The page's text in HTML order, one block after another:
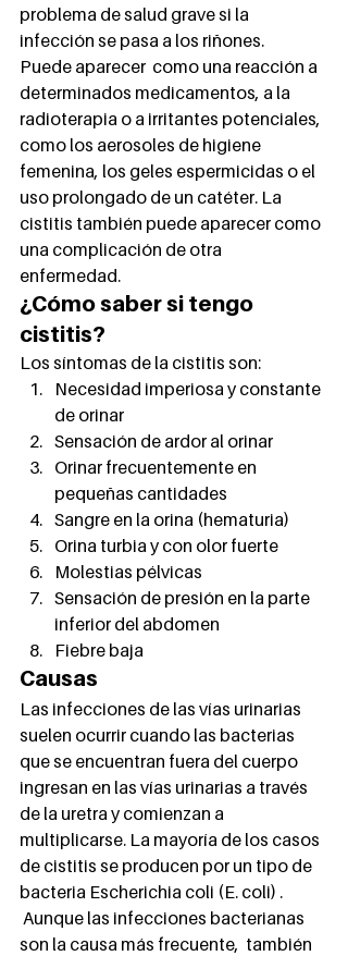
problema de salud grave si la
infección se pasa a los riñones.
Puede aparecer  como una reacción a
determinados medicamentos, a la
radioterapia o a irritantes potenciales,
como los aerosoles de higiene
femenina, los geles espermicidas o el
uso prolongado de un catéter. La
cistitis también puede aparecer como
una complicación de otra
enfermedad.
¿Cómo saber si tengo
cistitis?
Los síntomas de la cistitis son:
Necesidad imperiosa y constante
de orinar
Sensación de ardor al orinar
Orinar frecuentemente en
pequeñas cantidades
Sangre en la orina (hematuria)
Orina turbia y con olor fuerte
Molestias pélvicas
Sensación de presión en la parte
inferior del abdomen
Fiebre baja
Causas
Las infecciones de las vías urinarias
suelen ocurrir cuando las bacterias
que se encuentran fuera del cuerpo
ingresan en las vías urinarias a través
de la uretra y comienzan a
multiplicarse. La mayoría de los casos
de cistitis se producen por un tipo de
bacteria Escherichia coli (E. coli) .
son la causa más frecuente,  también